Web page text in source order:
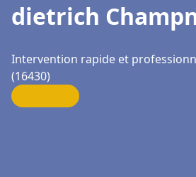
dietrich
Intervention rapide et
(16430)